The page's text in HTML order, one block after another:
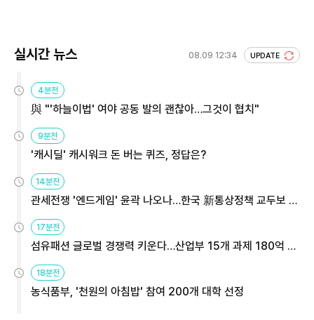
실시간 뉴스 08.09 12:34 UPDATE
4분전
與 "'하늘이법' 여야 공동 발의 괜찮아…그것이 협치"
9분전
'캐시딜' 캐시워크 돈 버는 퀴즈, 정답은?
14분전
관세전쟁 '엔드게임' 윤곽 나오나…한국 新통상정책 교두보 활
용해야
17분전
섬유패션 글로벌 경쟁력 키운다…산업부 15개 과제 180억 지
원
18분전
농식품부, '천원의 아침밥' 참여 200개 대학 선정